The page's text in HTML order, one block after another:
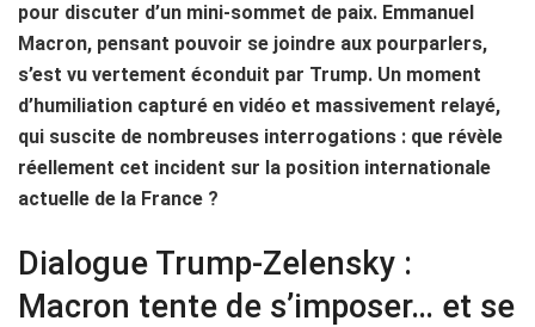
pour discuter d’un mini-sommet de paix. Emmanuel
Macron, pensant pouvoir se joindre aux pourparlers,
s’est vu vertement éconduit par Trump. Un moment
d’humiliation capturé en vidéo et massivement relayé,
qui suscite de nombreuses interrogations : que révèle
réellement cet incident sur la position internationale
actuelle de la France ?
Dialogue Trump-Zelensky :
Macron tente de s’imposer… et se